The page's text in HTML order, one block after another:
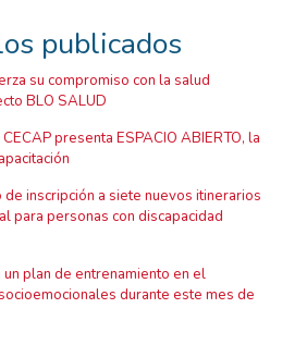
publicados
su compromiso con la salud
BLO SALUD
presenta ESPACIO ABIERTO, la
de inscripción a siete nuevos itinerarios
para personas con discapacidad
plan de entrenamiento en el
durante este mes de